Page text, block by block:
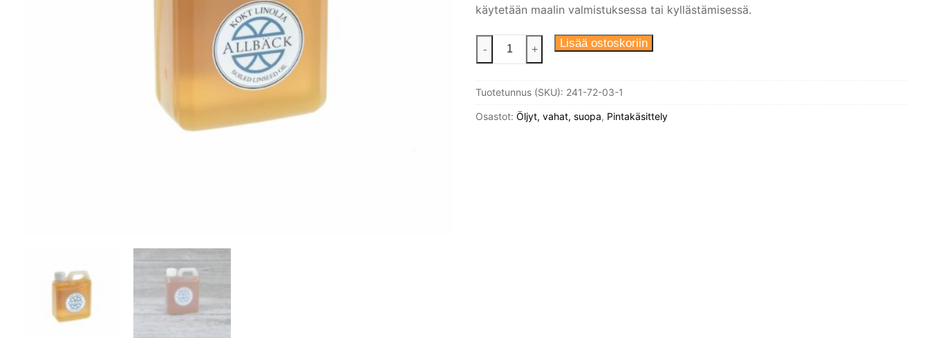
käytetään maalin valmistuksessa tai kyllästämisessä.
Pellavaöljy
keitetty
Allbäck
määrä
- + Lisää ostoskoriin
Tuotetunnus (SKU): 241-72-03-1
Osastot: Öljyt, vahat, suopa, Pintakäsittely